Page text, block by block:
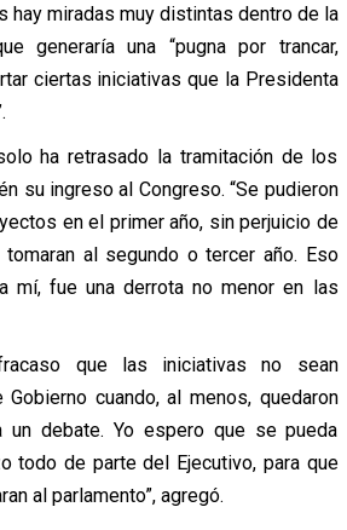
hay miradas muy distintas dentro de la
generaría una “pugna por trancar,
ciertas iniciativas que la Presidenta
ha retrasado la tramitación de los
su ingreso al Congreso. “Se pudieron
en el primer año, sin perjuicio de
al segundo o tercer año. Eso
mí, fue una derrota no menor en las
que las iniciativas no sean
cuando, al menos, quedaron
un debate. Yo espero que se pueda
todo de parte del Ejecutivo, para que
al parlamento”, agregó.